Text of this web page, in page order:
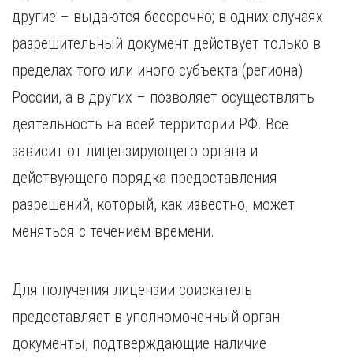
другие – выдаются бессрочно; в одних случаях
разрешительный документ действует только в
пределах того или иного субъекта (региона)
России, а в других – позволяет осуществлять
деятельность на всей территории РФ. Все
зависит от лицензирующего органа и
действующего порядка предоставления
разрешений, который, как известно, может
меняться с течением времени.
Для получения лицензии соискатель
предоставляет в уполномоченный орган
документы, подтверждающие наличие